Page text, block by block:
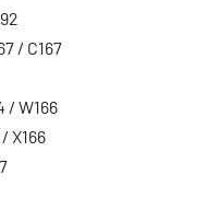
/ C167
/ W166
X166